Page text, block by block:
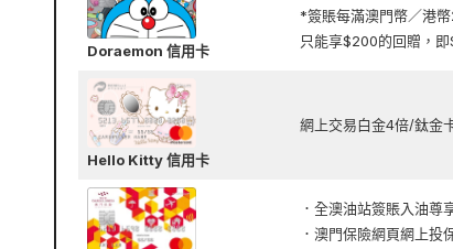
Doraemon 信用卡
*簽賬每滿澳門幣／港
只能享$200的回贈，即
Hello Kitty 信用卡
網上交易白金4倍/鈦金
．全澳油站簽賬入油尊
．澳門保險網頁網上投